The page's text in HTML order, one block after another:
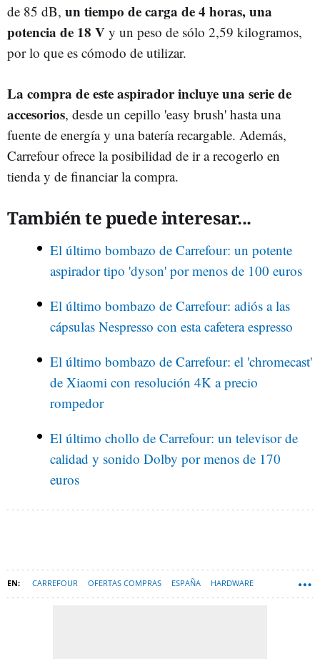
de 85 dB, un tiempo de carga de 4 horas, una
potencia de 18 V y un peso de sólo 2,59 kilogramos,
por lo que es cómodo de utilizar.
La compra de este aspirador incluye una serie de
accesorios, desde un cepillo 'easy brush' hasta una
fuente de energía y una batería recargable. Además,
Carrefour ofrece la posibilidad de ir a recogerlo en
tienda y de financiar la compra.
También te puede interesar...
El último bombazo de Carrefour: un potente
aspirador tipo 'dyson' por menos de 100 euros
El último bombazo de Carrefour: adiós a las
cápsulas Nespresso con esta cafetera espresso
El último bombazo de Carrefour: el 'chromecast'
de Xiaomi con resolución 4K a precio
rompedor
El último chollo de Carrefour: un televisor de
calidad y sonido Dolby por menos de 170
euros
CARREFOUR OFERTAS COMPRAS ESPAÑA HARDWARE